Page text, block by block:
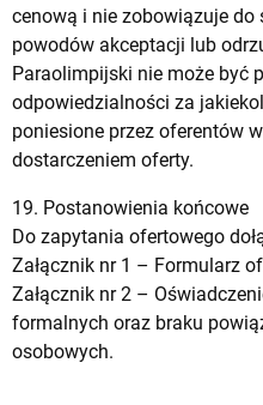
cenową i nie zobowiązuje do
powodów akceptacji lub
Paraolimpijski nie może być
odpowiedzialności za
poniesione przez oferentów
dostarczeniem oferty.
19. Postanowienia końcowe
Do zapytania ofertowego
Załącznik nr 1 – Formularz
Załącznik nr 2 –
formalnych oraz braku
osobowych.